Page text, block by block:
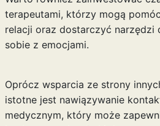
terapeutami, którzy mogą
relacji oraz dostarczyć narzędzi
sobie z emocjami.
Oprócz wsparcia ze strony
istotne jest nawiązywanie
medycznym, który może